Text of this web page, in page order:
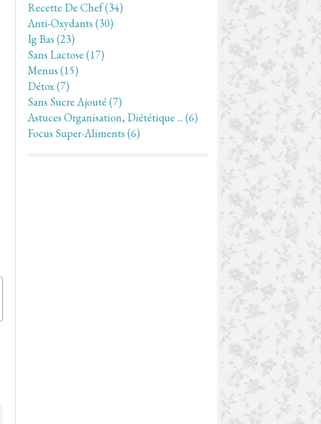
Recette De Chef(34)
Anti-Oxydants (30)
Ig Bas (23)
Sans Lactose (17)
Menus (15)
Détox(7)
Sans Sucre Ajouté (7)
Astuces Organisation, Diététique ... (6)
Focus Super-Aliments (6)